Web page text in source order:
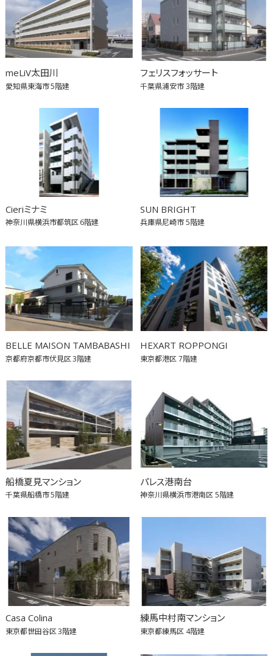
meLiV太田川
愛知県東海市5階建
フェリスフォッサート
千葉県浦安市3階建
Cieriミナミ
神奈川県横浜市都筑区6階建
SUN BRIGHT
兵庫県尼崎市5階建
BELLE MAISON TAMBABASHI
京都府京都市伏見区3階建
HEXART ROPPONGI
東京都港区7階建
船橋夏見マンション
千葉県船橋市5階建
パレス港南台
神奈川県横浜市港南区5階建
Casa Colina
東京都世田谷区3階建
練馬中村南マンション
東京都練馬区 4階建